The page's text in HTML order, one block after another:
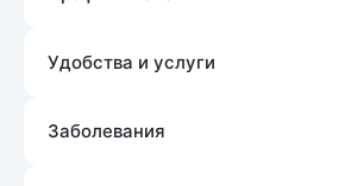
Удобства и услуги
Заболевания